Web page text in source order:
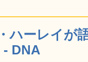
ハーレイが
- DNA